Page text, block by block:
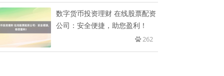
数字货币投资理财 在线股票配资
公司：安全便捷，助您盈利！
262